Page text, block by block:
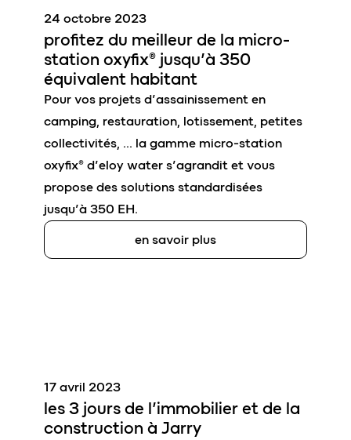
profitez du meilleur de la micro-
station oxyfix® jusqu’à 350
équivalent habitant
24 octobre 2023
Pour vos projets d’assainissement en
camping, restauration, lotissement, petites
collectivités, … la gamme micro-station
oxyfix® d’eloy water s’agrandit et vous
propose des solutions standardisées
jusqu’à 350 EH.
en savoir plus
les 3 jours de l’immobilier et de la
construction à Jarry
17 avril 2023